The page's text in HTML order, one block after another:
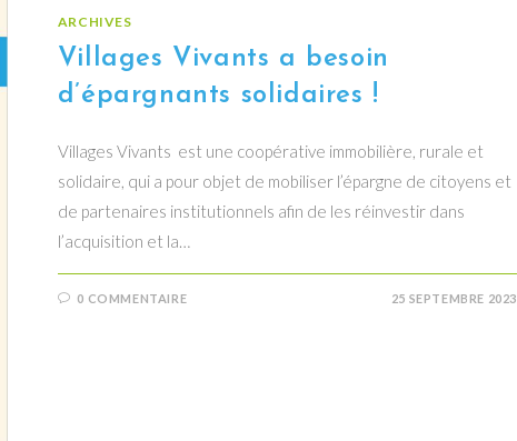
ARCHIVES
Villages Vivants a besoin
d’épargnants solidaires !
Villages Vivants est une coopérative immobilière, rurale et
solidaire, qui a pour objet de mobiliser l’épargne de citoyens et
de partenaires institutionnels afin de les réinvestir dans
l’acquisition et la…
0 COMMENTAIRE 25 SEPTEMBRE 2023